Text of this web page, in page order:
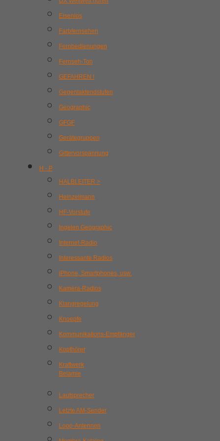
Eisenlos
Farbfernsehen
Fernbedienungen
Fernseh-Ton
GEFAHREN !
Gegentaktendstufen
Geographic
GFGF
Gerätegruppen
Gittervorspannung
H - P
HALBLEITER >
Heinzelmann
HF-Vorstufe
Ingelen Geographic
Internet-Radio
Interessante Radios
iPhone, Smartphones, usw.
Kamera-Radios
Klangregelung
Knoepfe
Kommunikations-Empfänger
Kopfhörer
Kraftwerk
Belamie
Lautsprecher
Letzte AM-Sender
Loop-Antennen